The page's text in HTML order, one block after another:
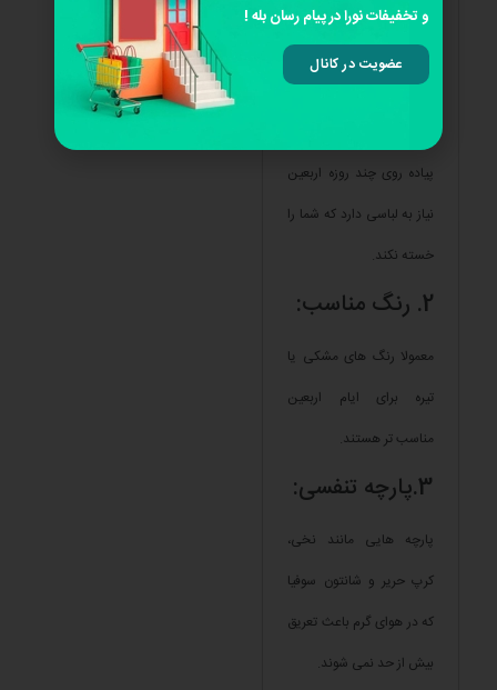
که نباید از آن ها غافل شوید
پیاده روی چند روزه اربعین
نیاز به لباسی دارد که شما را
خسته نکند.
2. رنگ مناسب:
معمولا رنگ های مشکی یا
تیره برای ایام اربعین
مناسب تر هستند.
3.پارچه تنفسی:
پارچه هایی مانند نخی،
کرپ حریر و شانتون سوفیا
که در هوای گرم باعث تعریق
بیش از حد نمی شوند.
و تخفیفات نورا در پیام رسان بله !
عضویت در کانال